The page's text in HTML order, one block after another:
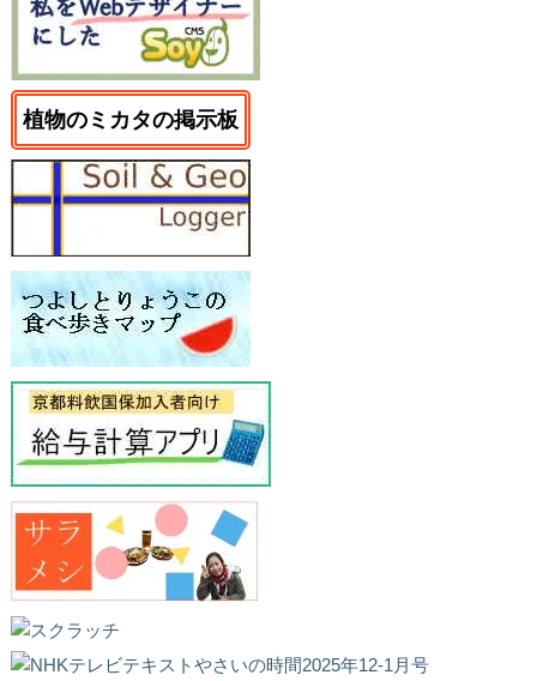
植物のミカタの掲示板